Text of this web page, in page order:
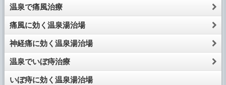
温泉で痛風治療
痛風に効く温泉湯治場
神経痛に効く温泉湯治場
温泉でいぼ痔治療
いぼ痔に効く温泉湯治場